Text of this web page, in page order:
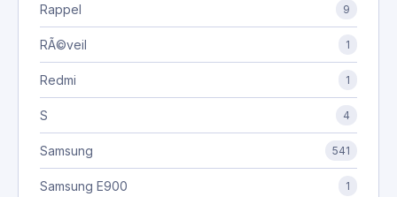
Rappel 9
RÃ©veil 1
Redmi 1
S 4
Samsung 541
Samsung E900 1